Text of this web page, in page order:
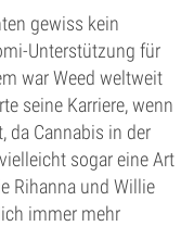
gewiss kein
Unterstützung für
war Weed weltweit
seine Karriere, wenn
da Cannabis in der
sogar eine Art
Rihanna und Willie
immer mehr